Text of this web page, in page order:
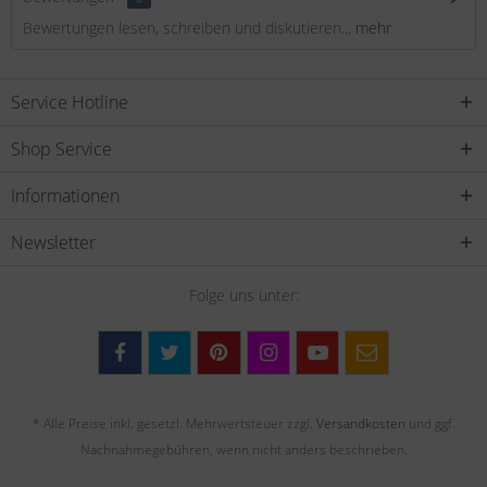
Bewertungen lesen, schreiben und diskutieren... mehr
Service Hotline
Shop Service
Informationen
Newsletter
Folge uns unter:
* Alle Preise inkl. gesetzl. Mehrwertsteuer zzgl. Versandkosten und ggf.
Nachnahmegebühren, wenn nicht anders beschrieben.